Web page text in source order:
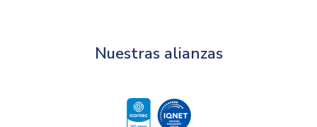
Nuestras alianzas